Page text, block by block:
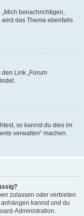
benachrichtigen,
wird das Thema ebenfalls
Link „Forum
so kannst du dies im
verwalten“ machen.
zulassen oder verbieten.
kannst und du
Administration.